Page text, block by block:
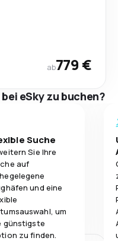
ab779 €
eSky zu buchen?
Suche
Sie Ihre
auf
und eine
um
günstigste
zu finden.